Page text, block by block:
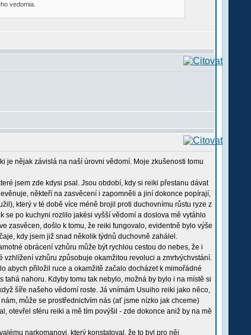
vedomia.
je nějak závislá na naší úrovni vědomí. Moje zkušenosti tomu
jsem zde kdysi psal. Jsou období, kdy si reiki přestanu dávat
někteří na zasvěcení i zapomněli a jiní dokonce popírají,
který v té době více méně brojil proti duchovnímu růstu ryze z
se po kuchyni rozlilo jakési vyšší vědomí a doslova mě vytáhlo
zasvěcen, došlo k tomu, že reiki fungovalo, evidentně bylo výše
kdy jsem již snad několik týdnů duchovně zahálel.
obrácení vzhůru může být rychlou cestou do nebes, že i
vzhůru způsobuje okamžitou revoluci a zmrtvýchvstání.
abych přiložil ruce a okamžitě začalo docházet k mimořádné
nahoru. Kdyby tomu tak nebylo, možná by bylo i na místě si
šíře našeho vědomí roste. Já vnímám Usuiho reiki jako něco,
může se prostřednictvím nás (ať jsme nízko jak chceme)
otevřel sféru reiki a mě tím povýšil - zde dokonce aniž by na mě
narkomanovi, který konstatoval, že to byl pro něj